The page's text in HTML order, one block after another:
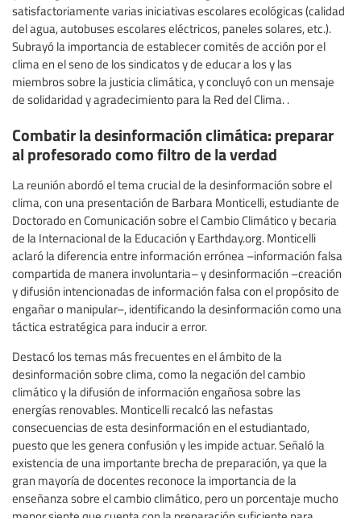
satisfactoriamente varias iniciativas escolares ecológicas (calidad
del agua, autobuses escolares eléctricos, paneles solares, etc.).
Subrayó la importancia de establecer comités de acción por el
clima en el seno de los sindicatos y de educar a los y las
miembros sobre la justicia climática, y concluyó con un mensaje
de solidaridad y agradecimiento para la Red del Clima. .
Combatir la desinformación climática: preparar
al profesorado como filtro de la verdad
La reunión abordó el tema crucial de la desinformación sobre el
clima, con una presentación de Barbara Monticelli, estudiante de
Doctorado en Comunicación sobre el Cambio Climático y becaria
de la Internacional de la Educación y Earthday.org. Monticelli
aclaró la diferencia entre información errónea –información falsa
compartida de manera involuntaria– y desinformación –creación
y difusión intencionadas de información falsa con el propósito de
engañar o manipular–, identificando la desinformación como una
táctica estratégica para inducir a error.
Destacó los temas más frecuentes en el ámbito de la
desinformación sobre clima, como la negación del cambio
climático y la difusión de información engañosa sobre las
energías renovables. Monticelli recalcó las nefastas
consecuencias de esta desinformación en el estudiantado,
puesto que les genera confusión y les impide actuar. Señaló la
existencia de una importante brecha de preparación, ya que la
gran mayoría de docentes reconoce la importancia de la
enseñanza sobre el cambio climático, pero un porcentaje mucho